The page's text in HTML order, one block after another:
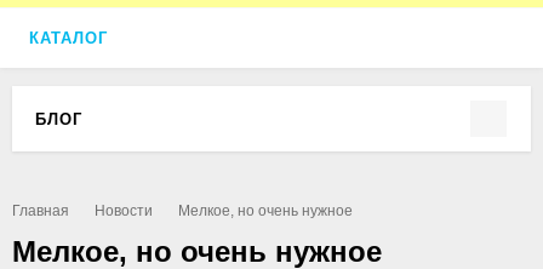
КАТАЛОГ
Главная Новости Мелкое, но очень нужное
Мелкое, но очень нужное
БЛОГ